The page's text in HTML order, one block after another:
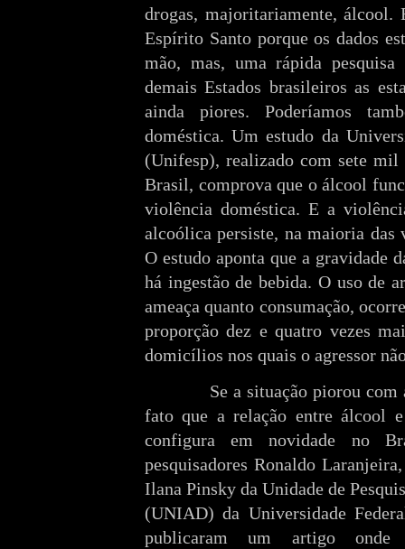
drogas, majoritariamente, álcool.
Espírito Santo porque os dados
mão, mas, uma rápida
demais Estados brasileiros as
ainda piores. Poderíamos
doméstica. Um estudo da
(Unifesp), realizado com sete
Brasil, comprova que o álcool
violência doméstica. E a
alcoólica persiste, na maioria das
O estudo aponta que a gravidade
há ingestão de bebida. O uso de
ameaça quanto consumação,
proporção dez e quatro vezes
domicílios nos quais o agressor
Se a situação piorou
fato que a relação entre álcool
configura em novidade no
pesquisadores Ronaldo
Ilana Pinsky da Unidade de
(UNIAD) da Universidade
publicaram um artigo onde